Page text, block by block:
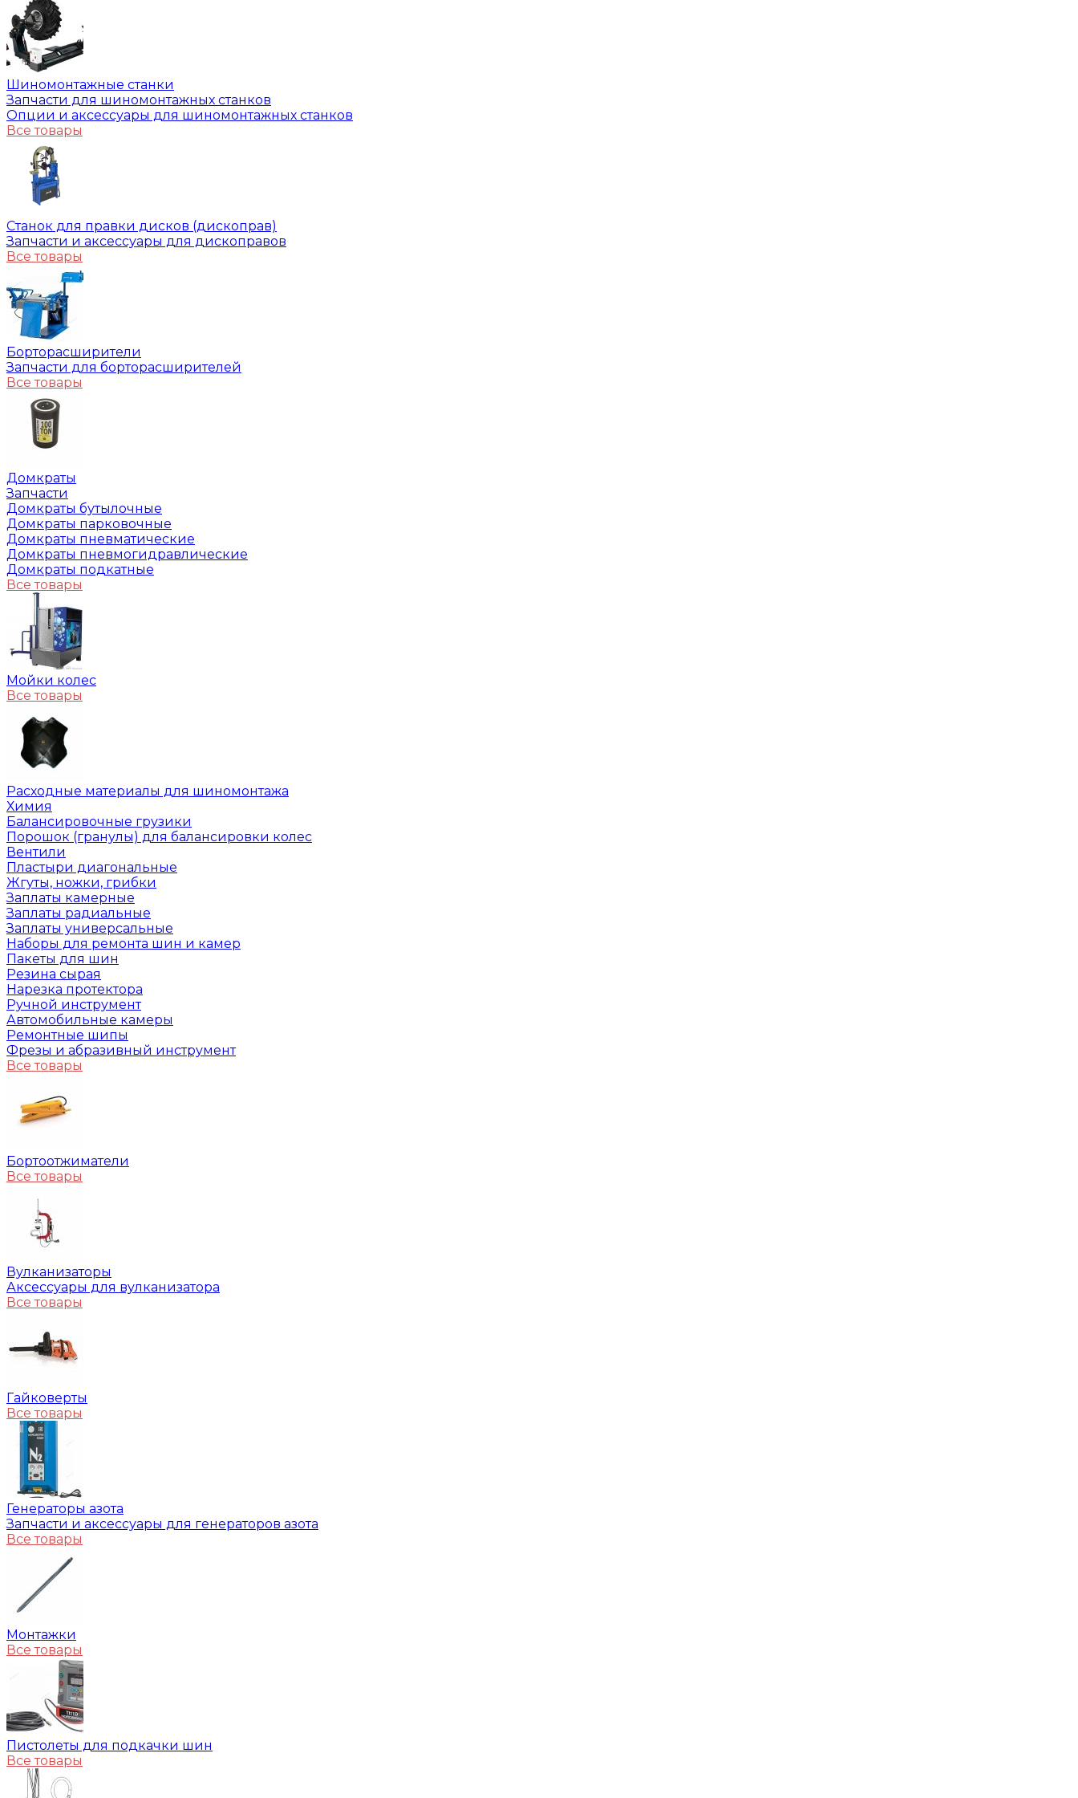
Шиномонтажные станки
Запчасти для шиномонтажных станков
Опции и аксессуары для шиномонтажных станков
Все товары
Станок для правки дисков (дископрав)
Запчасти и аксессуары для дископравов
Все товары
Борторасширители
Запчасти для борторасширителей
Все товары
Домкраты
Запчасти
Домкраты бутылочные
Домкраты парковочные
Домкраты пневматические
Домкраты пневмогидравлические
Домкраты подкатные
Все товары
Мойки колес
Все товары
Расходные материалы для шиномонтажа
Химия
Балансировочные грузики
Порошок (гранулы) для балансировки колес
Вентили
Пластыри диагональные
Жгуты, ножки, грибки
Заплаты камерные
Заплаты радиальные
Заплаты универсальные
Наборы для ремонта шин и камер
Пакеты для шин
Резина сырая
Нарезка протектора
Ручной инструмент
Автомобильные камеры
Ремонтные шипы
Фрезы и абразивный инструмент
Все товары
Бортоотжиматели
Все товары
Вулканизаторы
Аксессуары для вулканизатора
Все товары
Гайковерты
Все товары
Генераторы азота
Запчасти и аксессуары для генераторов азота
Все товары
Монтажки
Все товары
Пистолеты для подкачки шин
Все товары